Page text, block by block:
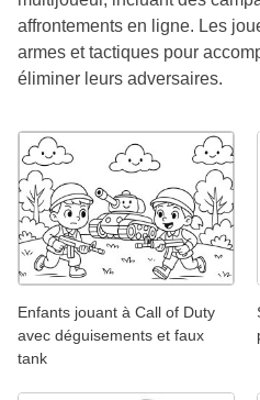
affrontements en ligne. Les
armes et tactiques pour
éliminer leurs adversaires.
Enfants jouant à Call of Duty
avec déguisements et faux
tank